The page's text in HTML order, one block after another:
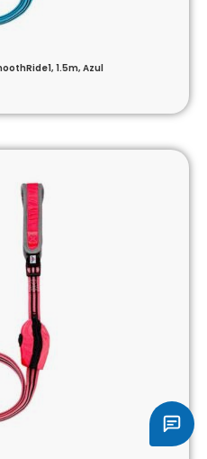
1.5m, Azul